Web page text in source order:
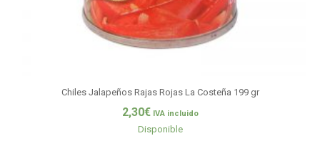
Chiles Jalapeños Rajas Rojas La Costeña 199 gr
2,30€ IVA incluido
Disponible